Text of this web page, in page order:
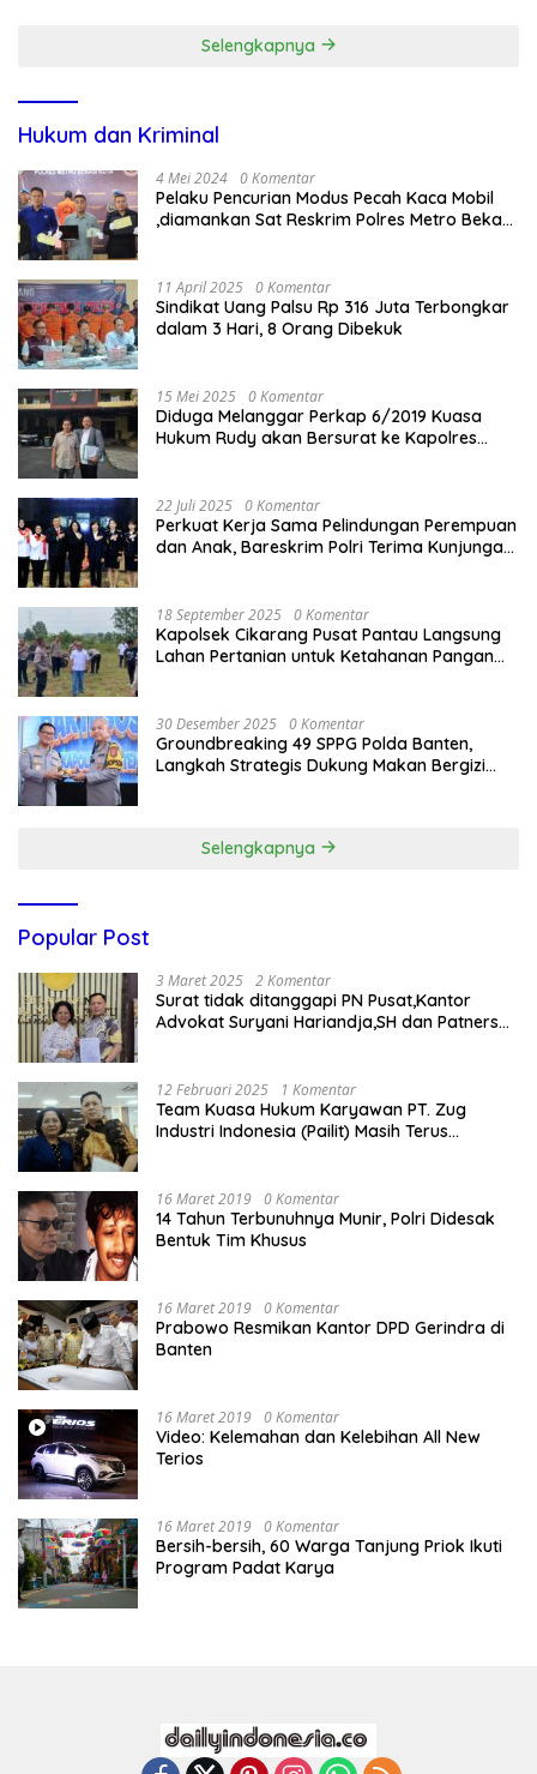
Selengkapnya
Hukum dan Kriminal
4 Mei 2024 0 Komentar
Pelaku Pencurian Modus Pecah Kaca Mobil
,diamankan Sat Reskrim Polres Metro Bekasi
11 April 2025 0 Komentar
Sindikat Uang Palsu Rp 316 Juta Terbongkar
dalam 3 Hari, 8 Orang Dibekuk
15 Mei 2025 0 Komentar
Diduga Melanggar Perkap 6/2019 Kuasa
Hukum Rudy akan Bersurat ke Kapolres
22 Juli 2025 0 Komentar
Perkuat Kerja Sama Pelindungan Perempuan
dan Anak, Bareskrim Polri Terima Kunjungan
18 September 2025 0 Komentar
Kapolsek Cikarang Pusat Pantau Langsung
Lahan Pertanian untuk Ketahanan Pangan
30 Desember 2025 0 Komentar
Groundbreaking 49 SPPG Polda Banten,
Langkah Strategis Dukung Makan Bergizi
Selengkapnya
Popular Post
3 Maret 2025 2 Komentar
Surat tidak ditanggapi PN Pusat,Kantor
Advokat Suryani Hariandja,SH dan Patners
12 Februari 2025 1 Komentar
Team Kuasa Hukum Karyawan PT. Zug
Industri Indonesia (Pailit) Masih Terus
16 Maret 2019 0 Komentar
14 Tahun Terbunuhnya Munir, Polri Didesak
Bentuk Tim Khusus
16 Maret 2019 0 Komentar
Prabowo Resmikan Kantor DPD Gerindra di
Banten
16 Maret 2019 0 Komentar
Video: Kelemahan dan Kelebihan All New
Terios
16 Maret 2019 0 Komentar
Bersih-bersih, 60 Warga Tanjung Priok Ikuti
Program Padat Karya